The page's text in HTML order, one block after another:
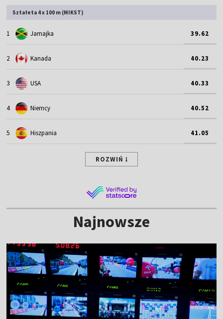
Sztafeta 4 x 100 m (MIKST)
1 Jamajka 39.62
2 Kanada 40.23
3 USA 40.33
4 Niemcy 40.52
5 Hiszpania 41.05
ROZWIŃ
Najnowsze